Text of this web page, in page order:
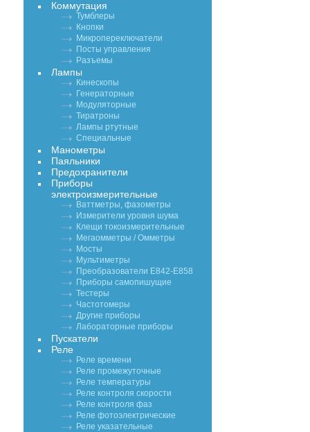
Коммутация
Тумблеры
Кнопки
Микропереключатели
Посты управления
Разъемы
Лампы
Кинескопы
Генераторные
Модуляторные
Тиратроны
Лампы ртутные
Специальные
Манометры
Паяльники
Предохранители
Приборы
электроизмерительные
Ваттметры, фазометры
Измерители уровня шума
Клещи токоизмерительные
Мегаомметры / Омметры
Мосты
Мультиметры
Преобразователи Е842-Е858
Приборы самопишущие
Тестеры
Частотомеры
Другие приборы
Лабораторные приборы
Пускатели
Реле
Реле времени
Реле промежуточные
Реле температуры
Реле контроля скорости
Реле контроля фаз
Реле фотоэлектрические
Реле указательные